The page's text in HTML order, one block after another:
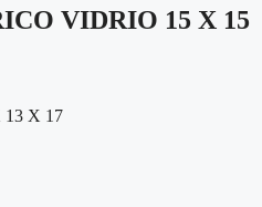
VIDRIO 15 X 15